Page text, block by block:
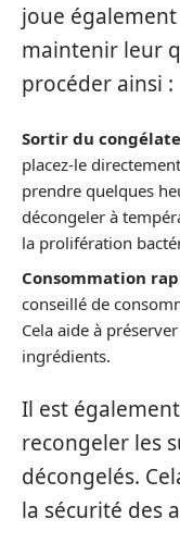
joue
maintenir leur
procéder ainsi :
Sortir du
placez-le
prendre quelques
décongeler à
la prolifération
Consommation
conseillé de
Cela aide à
ingrédients.
Il est
recongeler les
décongelés.
la sécurité des